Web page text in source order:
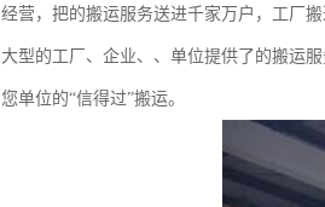
经营，把的搬运服务送进千家万户，工厂
大型的工厂、企业、、单位提供了的搬运
您单位的“信得过”搬运。